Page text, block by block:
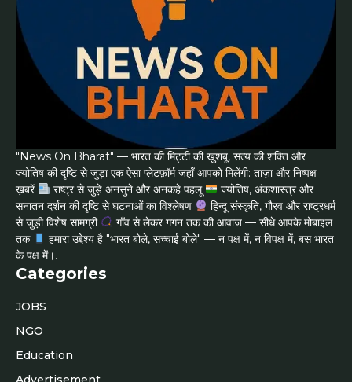
"News On Bharat" — भारत की मिट्टी की खुशबू, सत्य की शक्ति और
ज्योतिष की दृष्टि से जुड़ा एक ऐसा प्लेटफ़ॉर्म जहाँ आपको मिलेंगी: ताज़ा और निष्पक्ष
ख़बरें
राष्ट्र से जुड़े अनसुने और अनकहे पहलू
ज्योतिष, अंकशास्त्र और
सनातन दर्शन की दृष्टि से घटनाओं का विश्लेषण
हिन्दू संस्कृति, गौरव और राष्ट्रधर्म
से जुड़ी विशेष सामग्री
गाँव से लेकर गगन तक की आवाज — सीधे आपके मोबाइल
तक
हमारा उद्देश्य है "भारत बोले, सच्चाई बोले" — न पक्ष में, न विपक्ष में, बस भारत
के पक्ष में।.
Categories
JOBS
NGO
Education